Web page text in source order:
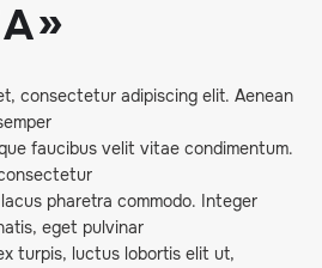
consectetur adipiscing elit. Aenean
faucibus velit vitae condimentum.
pharetra commodo. Integer
eget pulvinar
turpis, luctus lobortis elit ut,